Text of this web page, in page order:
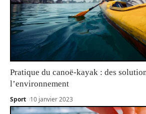
Pratique du canoë-kayak : des
l’environnement
Sport 10 janvier 2023